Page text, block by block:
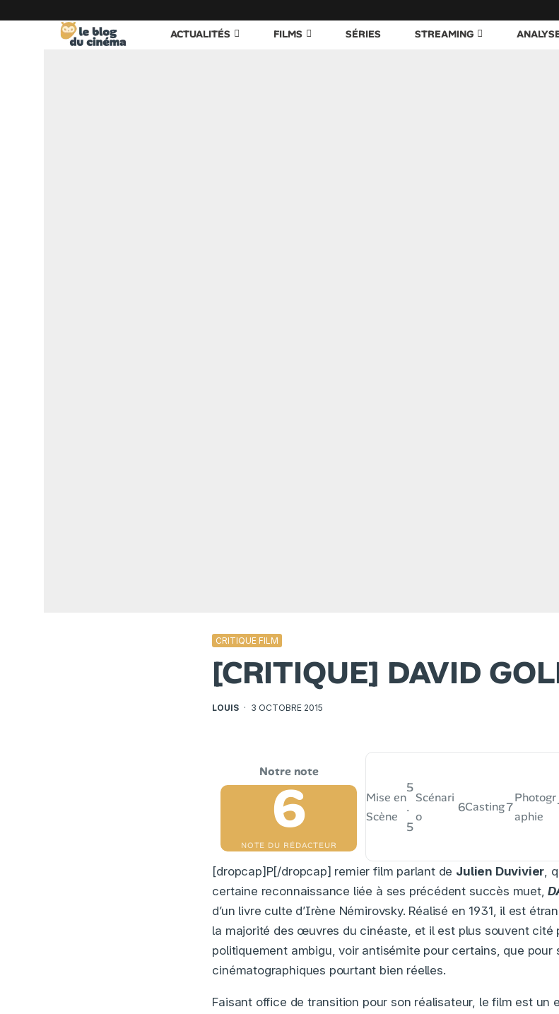
ACTUALITÉS FILMS SÉRIES STREAMING
CRITIQUE FILM
[CRITIQUE] DAVID
LOUIS · 3 OCTOBRE 2015
Mise en
Scène
5
.
5
Scénari
o
6Casting7
Photogr
aphie
6
NOTE DU RÉDACTEUR
[dropcap]P[/dropcap] remier film parlant de Julien Duvivier,
certaine reconnaissance liée à ses précédent succès muet,
d’un livre culte d’Irène Némirovsky. Réalisé en 1931, il est
la majorité des œuvres du cinéaste, et il est plus souvent cité
politiquement ambigu, voir antisémite pour certains, que pour
cinématographiques pourtant bien réelles.
Faisant office de transition pour son réalisateur, le film est un